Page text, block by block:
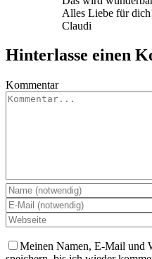
Alles Liebe für
Claudi
Hinterlasse einen
Kommentar
Meinen Namen, E-Mail und